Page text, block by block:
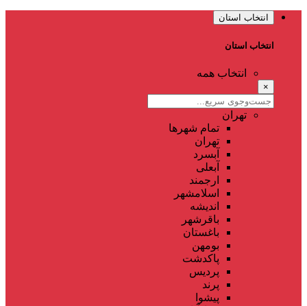
انتخاب استان
انتخاب استان
انتخاب همه
×
تهران
تمام شهر‌ها
تهران
آبسرد
آبعلی
ارجمند
اسلامشهر
اندیشه
باقرشهر
باغستان
بومهن
پاکدشت
پردیس
پرند
پیشوا